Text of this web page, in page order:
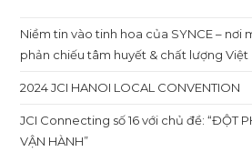
Niềm tin vào tinh hoa của SYNCE – nơi
phản chiếu tâm huyết & chất lượng Việt
2024 JCI HANOI LOCAL CONVENTION
JCI Connecting số 16 với chủ đề: “ĐỘT
VẬN HÀNH”